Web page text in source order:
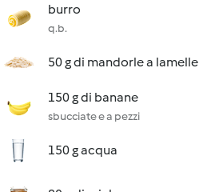
burro
q.b.
50 g di mandorle a lamelle
150 g di banane
sbucciate e a pezzi
150 g acqua